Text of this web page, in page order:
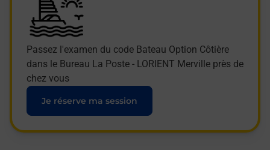
Passez l'examen du code Bateau Option Côtière
dans le Bureau La Poste - LORIENT Merville près de
chez vous
Je réserve ma session